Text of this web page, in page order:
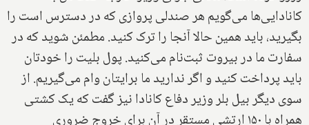
کانادایی‌ها می‌گویم هر صندلی پروازی که در دسترس است را
بگیرید، باید همین حالا آنجا را ترک کنید. مطمئن شوید که در
سفارت ما در بیروت ثبت‌نام می‌کنید. پول بلیت را خودتان
باید پرداخت کنید و اگر ندارید ما برایتان وام می‌گیریم. از
سوی دیگر بیل بلر وزیر دفاع کانادا نیز گفت که یک کشتی